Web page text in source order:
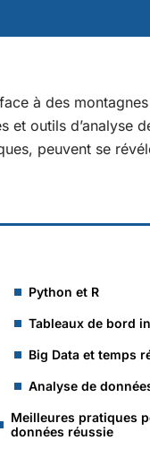
à des
outils d’analyse
peuvent se
Python et R
Tableaux de bord
Big Data et temps
Analyse de
Meilleures pratiques
données réussie